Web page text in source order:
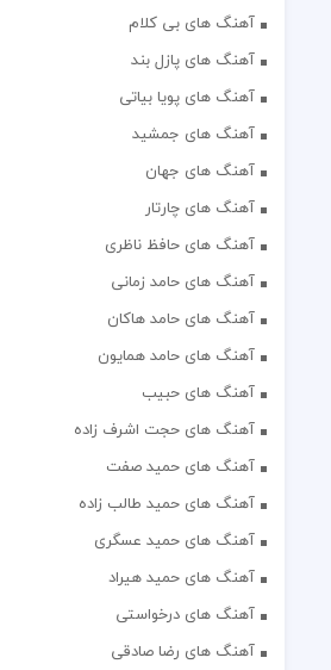
آهنگ های بی کلام
آهنگ های پازل بند
آهنگ های پویا بیاتی
آهنگ های جمشید
آهنگ های جهان
آهنگ های چارتار
آهنگ های حافظ ناظری
آهنگ های حامد زمانی
آهنگ های حامد هاکان
آهنگ های حامد همایون
آهنگ های حبیب
آهنگ های حجت اشرف زاده
آهنگ های حمید صفت
آهنگ های حمید طالب زاده
آهنگ های حمید عسگری
آهنگ های حمید هیراد
آهنگ های درخواستی
آهنگ های رضا صادقی